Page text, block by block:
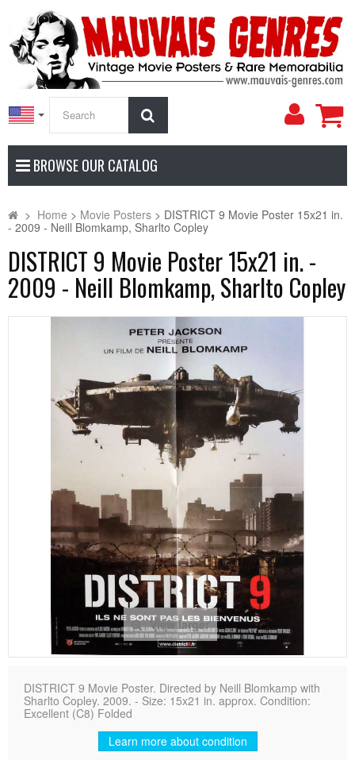
My
BROWSE OUR CATALOG
> Home > Movie Posters > DISTRICT 9 Movie Poster 15x21 in.
- 2009 - Neill Blomkamp, Sharlto Copley
DISTRICT 9 Movie Poster 15x21 in. -
2009 - Neill Blomkamp, Sharlto Copley
View larger
DISTRICT 9 Movie Poster. Directed by Neill Blomkamp with
Sharlto Copley. 2009. - Size: 15x21 in. approx. Condition:
Excellent (C8) Folded
Learn more about condition